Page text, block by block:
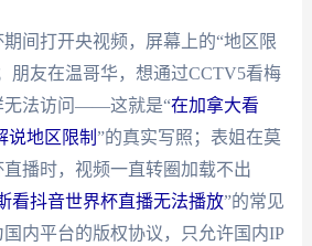
间打开央视频，屏幕上的“地区限
朋友在温哥华，想通过CCTV5看梅
无法访问——这就是“在加拿大看
说地区限制 ”的真实写照；表姐在莫
播时，视频一直转圈加载不出
看抖音世界杯直播无法播放”的常见
内平台的版权协议，只允许国内IP